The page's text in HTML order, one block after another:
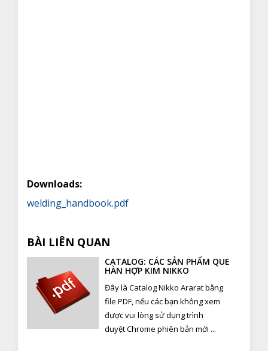
Downloads:
welding_handbook.pdf
BÀI LIÊN QUAN
CATALOG: CÁC SẢN PHẨM QUE
HÀN HỢP KIM NIKKO
Đây là Catalog Nikko Ararat bằng
file PDF, nếu các bạn không xem
được vui lòng sử dụng trình
duyệt Chrome phiên bản mới ...